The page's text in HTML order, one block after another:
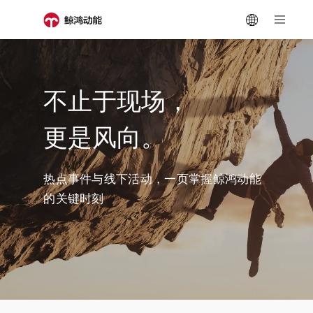
不止于现场，
更是风向。
热点事件与线下活动，一页掌握鲸鸿动能
的关键时刻